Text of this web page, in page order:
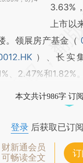
3.63%
上市
。领展房产基金（
）、长实
、2.47%和1.82%。
本文共计986字 订
登录后获取已订
财新通会员
可畅读全文